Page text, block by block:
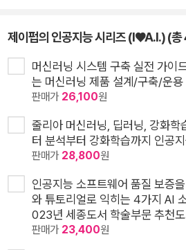
제이펍의 인공지능 시리즈 (I♥A.I.) (
머신러닝 시스템 구축 실전 가이
는 머신러닝 제품 설계/구축/운용
판매가 26,100원
줄리아 머신러닝, 딥러닝, 강화학
터 분석부터 강화학습까지 인공
판매가 28,800원
인공지능 소프트웨어 품질 보증
와 튜토리얼로 익히는 4가지 AI
023년 세종도서 학술부문 추천
판매가 23,400원